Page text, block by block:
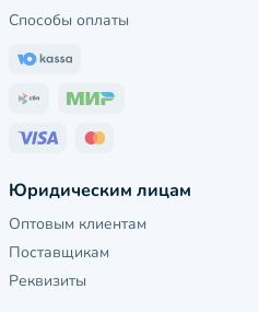
Способы оплаты
Юридическим лицам
Оптовым клиентам
Поставщикам
Реквизиты